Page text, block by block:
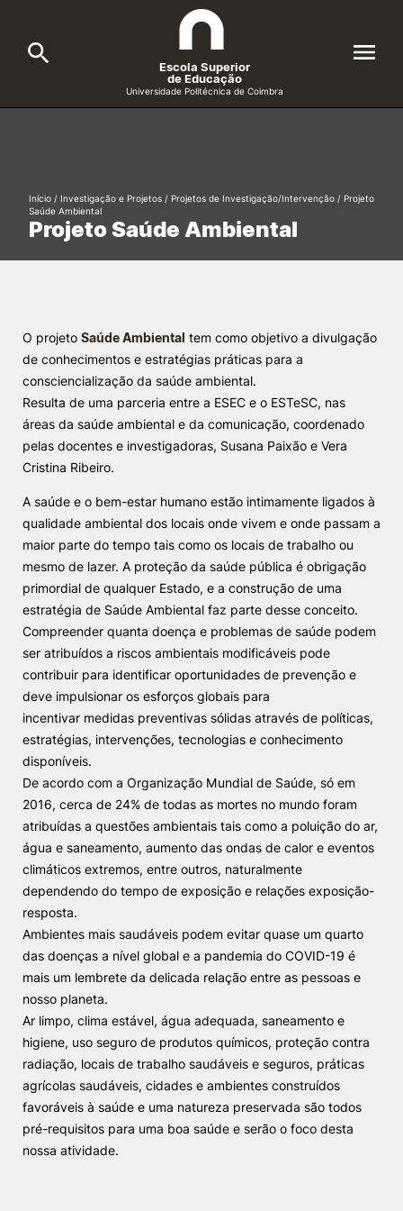
Candidatos
Investigação e Projetos
Alunos
Knowledge Factory
Elogio / Sugestão / Reclamação
©2026 Instituto Politécnico de Coimbra. Todos os direitos reservados.
Escola Superior
de Educação
Universidade Politécnica de Coimbra
Formative Offer
Projeto Saúde Ambiental
Início / Investigação e Projetos / Projetos de Investigação/Intervenção / Projeto
Saúde Ambiental
O projeto Saúde Ambiental tem como objetivo a divulgação
de conhecimentos e estratégias práticas para a
consciencialização da saúde ambiental.
Resulta de uma parceria entre a ESEC e o ESTeSC, nas
áreas da saúde ambiental e da comunicação, coordenado
pelas docentes e investigadoras, Susana Paixão e Vera
Cristina Ribeiro.
A saúde e o bem-estar humano estão intimamente ligados à
qualidade ambiental dos locais onde vivem e onde passam a
maior parte do tempo tais como os locais de trabalho ou
mesmo de lazer. A proteção da saúde pública é obrigação
primordial de qualquer Estado, e a construção de uma
estratégia de Saúde Ambiental faz parte desse conceito.
Compreender quanta doença e problemas de saúde podem
ser atribuídos a riscos ambientais modificáveis pode
contribuir para identificar oportunidades de prevenção e
deve impulsionar os esforços globais para
incentivar medidas preventivas sólidas através de políticas,
estratégias, intervenções, tecnologias e conhecimento
disponíveis.
De acordo com a Organização Mundial de Saúde, só em
2016, cerca de 24% de todas as mortes no mundo foram
atribuídas a questões ambientais tais como a poluição do ar,
água e saneamento, aumento das ondas de calor e eventos
climáticos extremos, entre outros, naturalmente
dependendo do tempo de exposição e relações exposição-
resposta.
Ambientes mais saudáveis podem evitar quase um quarto
das doenças a nível global e a pandemia do COVID-19 é
mais um lembrete da delicada relação entre as pessoas e
nosso planeta.
Ar limpo, clima estável, água adequada, saneamento e
higiene, uso seguro de produtos químicos, proteção contra
radiação, locais de trabalho saudáveis e seguros, práticas
agrícolas saudáveis, cidades e ambientes construídos
favoráveis à saúde e uma natureza preservada são todos
pré-requisitos para uma boa saúde e serão o foco desta
nossa atividade.